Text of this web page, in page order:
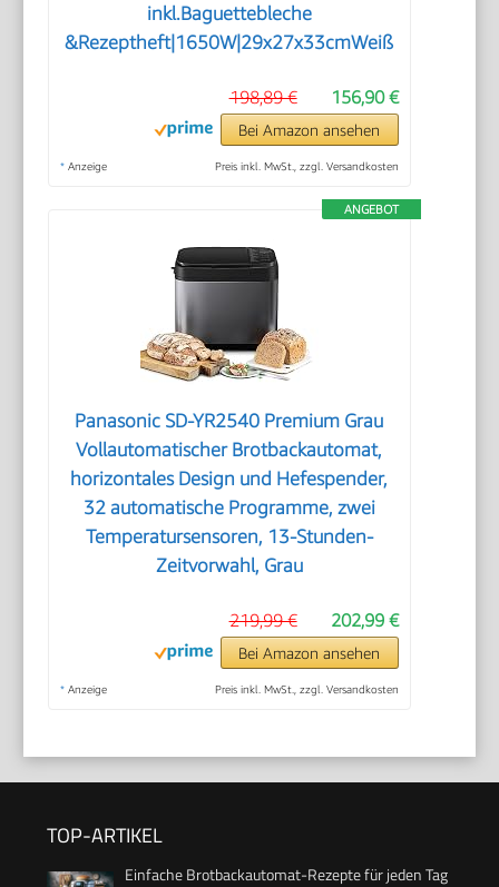
inkl.Baguettebleche
&Rezeptheft|1650W|29x27x33cmWeiß
156,90 €
198,89 €
Bei Amazon ansehen
* Anzeige Preis inkl. MwSt., zzgl. Versandkosten
ANGEBOT
Panasonic SD-YR2540 Premium Grau
Vollautomatischer Brotbackautomat,
horizontales Design und Hefespender,
32 automatische Programme, zwei
Temperatursensoren, 13-Stunden-
Zeitvorwahl, Grau
202,99 €
219,99 €
Bei Amazon ansehen
* Anzeige Preis inkl. MwSt., zzgl. Versandkosten
TOP-ARTIKEL
Einfache Brotbackautomat-Rezepte für jeden Tag